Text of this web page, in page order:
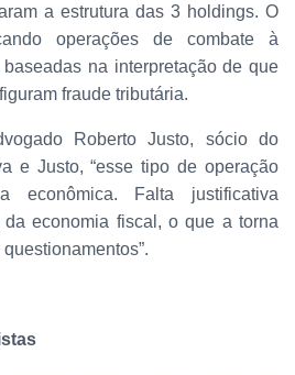
a estrutura das 3 holdings. O
operações de combate à
na interpretação de que
fraude tributária.
Roberto Justo, sócio do
e Justo, “esse tipo de operação
econômica. Falta justificativa
economia fiscal, o que a torna